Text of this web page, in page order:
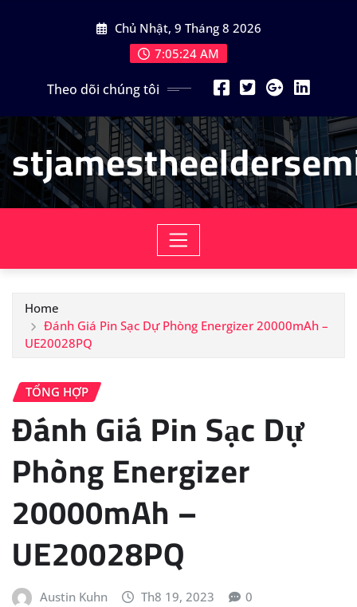
Chủ Nhật, 9 Tháng 8 2026
7:05:26 AM
Theo dõi chúng tôi
Home
Đánh Giá Pin Sạc Dự Phòng Energizer 20000mAh –
UE20028PQ
TỔNG HỢP
Đánh Giá Pin Sạc Dự
Phòng Energizer
20000mAh –
UE20028PQ
Austin Kuhn Th8 19, 2023 0